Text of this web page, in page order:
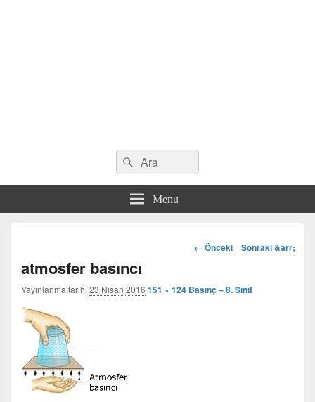
Search
for:
Ara
Menu
Görsel
← Önceki Sonraki &arr;
atmosfer basıncı
Yayınlanma tarihi 23 Nisan 2016 151 × 124 Basınç – 8. Sınıf